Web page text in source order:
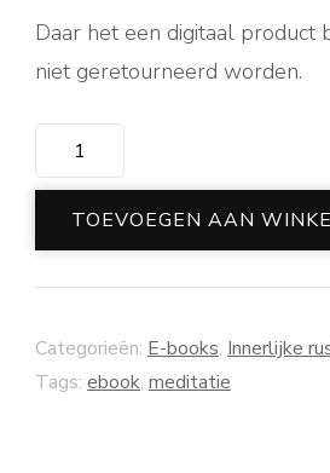
Daar het een digitaal product
niet geretourneerd worden.
Meditatieplanner
aantal
TOEVOEGEN AAN
Categorieën: E-books, Innerlijke
Tags: ebook, meditatie